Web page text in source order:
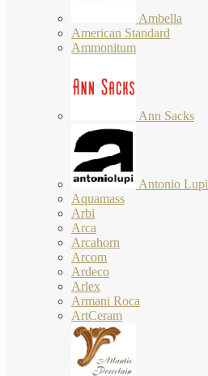
Ambella
American Standard
Ammonitum
Ann Sacks
Antonio Lupi
Aquamass
Arbi
Arca
Arcahorn
Arcom
Ardeco
Arlex
Armani Roca
ArtCeram